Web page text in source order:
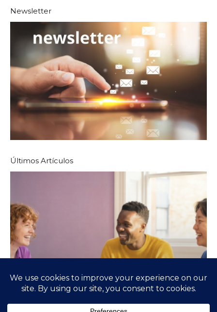
Newsletter
Últimos Artículos